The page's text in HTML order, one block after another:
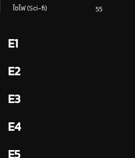
ไซไฟ (Sci-fi)
55
E1
E2
E3
E4
E5